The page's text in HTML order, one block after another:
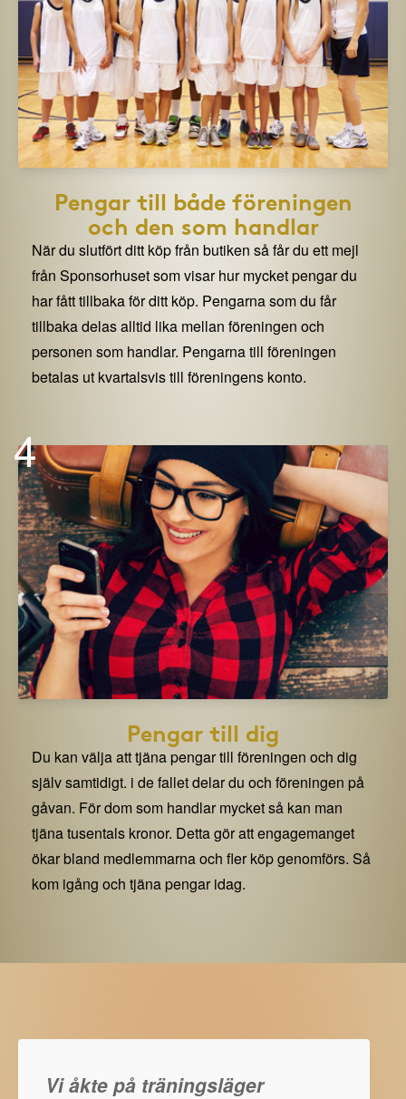
Pengar till både föreningen
och den som handlar
När du slutfört ditt köp från butiken så får du ett mejl
från Sponsorhuset som visar hur mycket pengar du
har fått tillbaka för ditt köp. Pengarna som du får
tillbaka delas alltid lika mellan föreningen och
personen som handlar. Pengarna till föreningen
betalas ut kvartalsvis till föreningens konto.
4
Pengar till dig
Du kan välja att tjäna pengar till föreningen och dig
själv samtidigt. i de fallet delar du och föreningen på
gåvan. För dom som handlar mycket så kan man
tjäna tusentals kronor. Detta gör att engagemanget
ökar bland medlemmarna och fler köp genomförs. Så
kom igång och tjäna pengar idag.
Vi åkte på träningsläger